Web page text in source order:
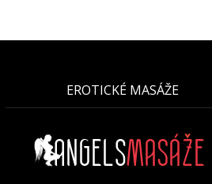
EROTICKÉ MASÁŽE